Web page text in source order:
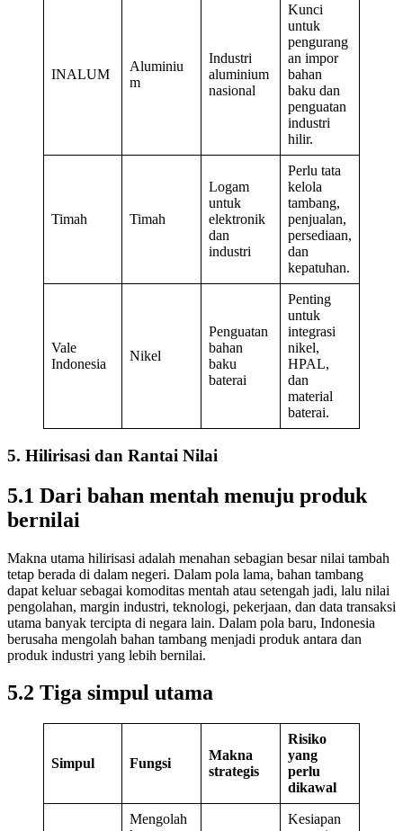
INALUM
Aluminiu
m
Industri
aluminium
nasional
Kunci
untuk
pengurang
an impor
bahan
baku dan
penguatan
industri
hilir.
Timah Timah
Logam
untuk
elektronik
dan
industri
Perlu tata
kelola
tambang,
penjualan,
persediaan,
dan
kepatuhan.
Vale
Indonesia
Nikel
Penguatan
bahan
baku
baterai
Penting
untuk
integrasi
nikel,
HPAL,
dan
material
baterai.
5. Hilirisasi dan Rantai Nilai
5.1 Dari bahan mentah menuju produk
bernilai
Makna utama hilirisasi adalah menahan sebagian besar nilai tambah
tetap berada di dalam negeri. Dalam pola lama, bahan tambang
dapat keluar sebagai komoditas mentah atau setengah jadi, lalu nilai
pengolahan, margin industri, teknologi, pekerjaan, dan data transaksi
utama banyak tercipta di negara lain. Dalam pola baru, Indonesia
berusaha mengolah bahan tambang menjadi produk antara dan
produk industri yang lebih bernilai.
5.2 Tiga simpul utama
Simpul Fungsi
Makna
strategis
Risiko
yang
perlu
dikawal
Mengolah
Kesiapan